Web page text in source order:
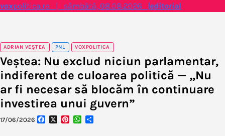
Skip
voxpolitica.ro | sâmbătă, 08.08.2026 |editorial
ADRIAN VEȘTEA PNL VOXPOLITICA
Veștea: Nu exclud niciun parlamentar,
indiferent de culoarea politică — „Nu
ar fi necesar să blocăm în continuare
investirea unui guvern”
17/06/2026 Facebook
X PinterestWhatsApp